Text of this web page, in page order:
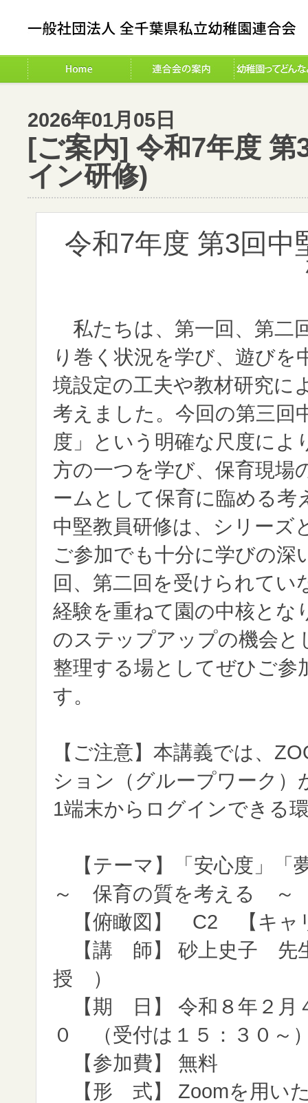
2026年01月05日
[ご案内] 令和7年度
イン研修)
令和7年度 第3回
私たちは、第一回、第二
り巻く状況を学び、遊びを
境設定の工夫や教材研究に
考えました。今回の第三回
度」という明確な尺度によ
方の一つを学び、保育現場
ームとして保育に臨める考
中堅教員研修は、シリーズ
ご参加でも十分に学びの
回、第二回を受けられてい
経験を重ねて園の中核とな
のステップアップの機会
整理する場としてぜひご
す。
【ご注意】本講義では、
ション（グループワーク
1端末からログインできる
【テーマ】「安心度」
～ 保育の質を考える ～
【俯瞰図】 C2 【キャ
【講 師】 砂上史子 先
授 ）
【期 日】 令和８年２月
０ （受付は１５：３０～
【参加費】 無料
【形 式】 Zoomを用い